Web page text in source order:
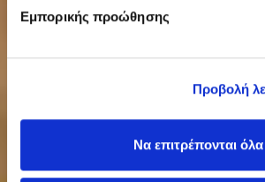
Εμπορικής προώθησης
Προβολή
Να επιτρέπονται όλα